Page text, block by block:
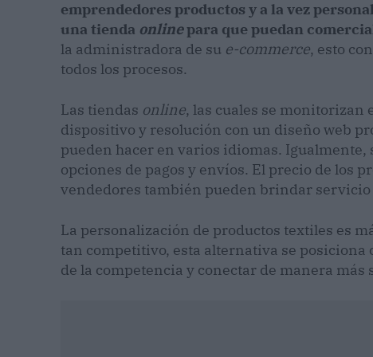
emprendedores productos y a la vez
una tienda onlinepara que puedan
la administradora de su e-commerce, esto
todos los procesos.
Las tiendas online, las cuales se
dispositivo y resolución con un diseño web
pueden hacer en varios idiomas.
opciones de pagos y envíos. El precio de los
vendedores también pueden brindar
La personalización de productos textiles es
tan competitivo, esta alternativa se
de la competencia y conectar de manera